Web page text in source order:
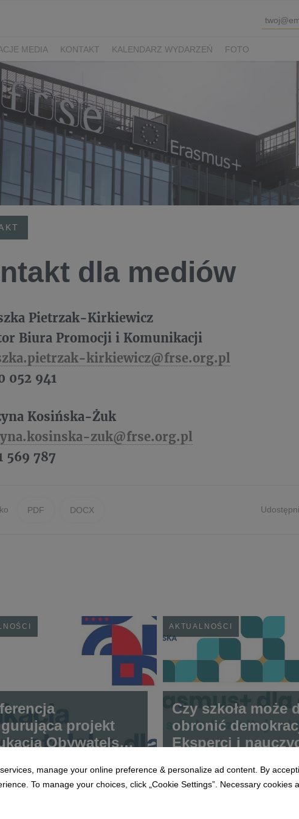
MEDIA KONTAKT KALENDARZ WYDARZEŃ FOTO
dla mediów
Pietrzak-Kirkiewicz
Biura Promocji i Komunikacji
kirkiewicz@frse.org.pl
052 941
Kosińska-Żuk
zuk@frse.org.pl
569 787
PDF DOCX
projekt
Obywatelska
AKTUALNOŚCI
Czy szkoła może
obronić
Eksperci i
Poznaniu, by
odpowiedzieć na
manage your online preference & personalize ad content. By
To manage your choices, click „Cookie Settings”. Necessary